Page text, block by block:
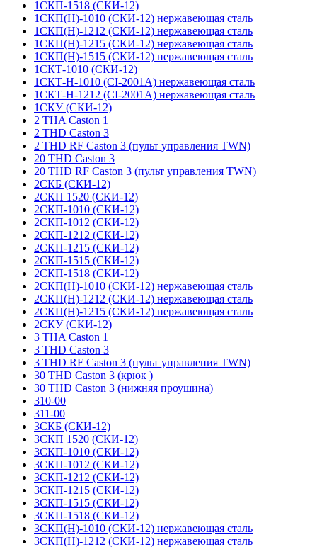
1СКП-1518 (СКИ-12)
1СКП(Н)-1010 (СКИ-12) нержавеющая сталь
1СКП(Н)-1212 (СКИ-12) нержавеющая сталь
1СКП(Н)-1215 (СКИ-12) нержавеющая сталь
1СКП(Н)-1515 (СКИ-12) нержавеющая сталь
1СКТ-1010 (СКИ-12)
1СКТ-Н-1010 (CI-2001A) нержавеющая сталь
1СКТ-Н-1212 (CI-2001A) нержавеющая сталь
1СКУ (СКИ-12)
2 THA Caston 1
2 THD Caston 3
2 THD RF Caston 3 (пульт управления TWN)
20 THD Caston 3
20 THD RF Caston 3 (пульт управления TWN)
2СКБ (СКИ-12)
2СКП 1520 (СКИ-12)
2СКП-1010 (СКИ-12)
2СКП-1012 (СКИ-12)
2СКП-1212 (СКИ-12)
2СКП-1215 (СКИ-12)
2СКП-1515 (СКИ-12)
2СКП-1518 (СКИ-12)
2СКП(Н)-1010 (СКИ-12) нержавеющая сталь
2СКП(Н)-1212 (СКИ-12) нержавеющая сталь
2СКП(Н)-1215 (СКИ-12) нержавеющая сталь
2СКУ (СКИ-12)
3 THA Caston 1
3 THD Caston 3
3 THD RF Caston 3 (пульт управления TWN)
30 THD Caston 3 (крюк )
30 THD Caston 3 (нижняя проушина)
310-00
311-00
3СКБ (СКИ-12)
3СКП 1520 (СКИ-12)
3СКП-1010 (СКИ-12)
3СКП-1012 (СКИ-12)
3СКП-1212 (СКИ-12)
3СКП-1215 (СКИ-12)
3СКП-1515 (СКИ-12)
3СКП-1518 (СКИ-12)
3СКП(Н)-1010 (СКИ-12) нержавеющая сталь
3СКП(Н)-1212 (СКИ-12) нержавеющая сталь